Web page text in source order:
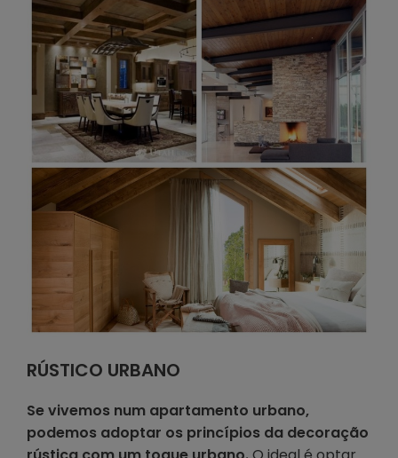
RÚSTICO URBANO
Se vivemos num apartamento urbano,
podemos adoptar os princípios da decoração